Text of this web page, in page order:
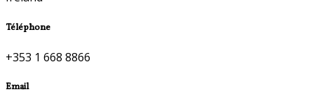
Téléphone
+353 1 668 8866
Email